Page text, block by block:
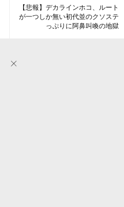
【悲報】デカラインホコ、ルート
が一つしか無い初代並のクソステ
っぷりに阿鼻叫喚の地獄